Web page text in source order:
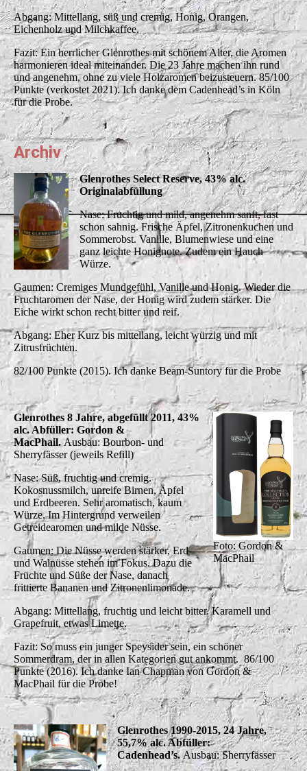
Abgang: Mittellang, süß und cremig, Honig, Orangen,
Eichenholz und Milchkaffee.
Fazit: Ein herrlicher Glenrothes mit schönem Alter, die Aromen
harmonieren ideal miteinander. Die 23 Jahre machen ihn rund
und angenehm, ohne zu viele Holzaromen beizusteuern. 85/100
Punkte (verkostet 2021). Ich danke dem Cadenhead’s in Köln
für die Probe.
Archiv
Glenrothes Select Reserve, 43% alc.
Originalabfüllung
Nase: Fruchtig und mild, angenehm sanft, fast
schon sahnig. Frische Äpfel, Zitronenkuchen und
Sommerobst. Vanille, Blumenwiese und eine
ganz leichte Honignote. Zudem ein Hauch
Würze.
Gaumen: Cremiges Mundgefühl, Vanille und Honig. Wieder die
Fruchtaromen der Nase, der Honig wird zudem stärker. Die
Eiche wirkt schon recht bitter und reif.
Abgang: Eher Kurz bis mittellang, leicht würzig und mit
Zitrusfrüchten.
82/100 Punkte (2015). Ich danke Beam-Suntory für die Probe
Foto: Gordon &
MacPhail
Glenrothes 8 Jahre, abgefüllt 2011, 43%
alc. Abfüller: Gordon &
MacPhail.Ausbau: Bourbon- und
Sherryfässer (jeweils Refill)
Nase: Süß, fruchtig und cremig.
Kokosnussmilch, unreife Birnen, Äpfel
und Erdbeeren. Sehr aromatisch, kaum
Würze. Im Hintergrund verweilen
Getreidearomen und milde Nüsse.
Gaumen: Die Nüsse werden stärker, Erd-
und Walnüsse stehen im Fokus. Dazu die
Früchte und Süße der Nase, danach
frittierte Bananen und Zitronenlimonade.
Abgang: Mittellang, fruchtig und leicht bitter. Karamell und
Grapefruit, etwas Limette.
Fazit: So muss ein junger Speysider sein, ein schöner
Sommerdram, der in allen Kategorien gut ankommt. 86/100
Punkte (2016). Ich danke Ian Chapman von Gordon &
MacPhail für die Probe!
Glenrothes 1990-2015, 24 Jahre,
55,7% alc. Abfüller:
Cadenhead’s.Ausbau: Sherryfässer